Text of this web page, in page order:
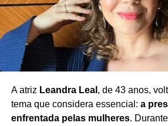
A atriz Leandra Leal , de 43 anos,
tema que considera essencial: a
enfrentada pelas mulheres.